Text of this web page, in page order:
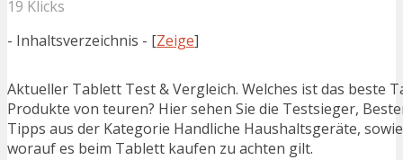
19 Klicks
- Inhaltsverzeichnis - [Zeige]
Aktueller Tablett Test & Vergleich. Welches ist das beste
Produkte von teuren? Hier sehen Sie die Testsieger,
Tipps aus der Kategorie Handliche Haushaltsgeräte,
worauf es beim Tablett kaufen zu achten gilt.